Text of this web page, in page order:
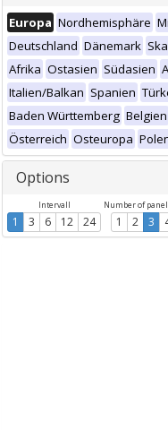
Europa Nordhemisphäre
Deutschland Dänemark
Afrika Ostasien Südasien
Italien/Balkan Spanien
Baden Württemberg Belgien
Österreich Osteuropa
Options
Intervall
1 3 6 12 24
Number of
1 2 3